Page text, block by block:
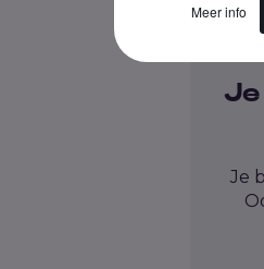
Meer info
Je
Je